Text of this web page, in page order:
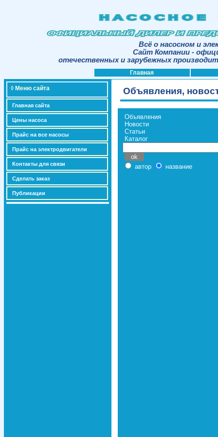
Всё о насосном и
Сайт Компании -
отечественных и зарубежных
Главная
◊ Меню сайта
Главная сайта
Цены насоса
Прайс на все насосы
Прайс на электродвигатели
Контакты для связи
Сделать заказ
Публикации
Объявления,
Объявления
Новости
Статьи
Каталог
автор название